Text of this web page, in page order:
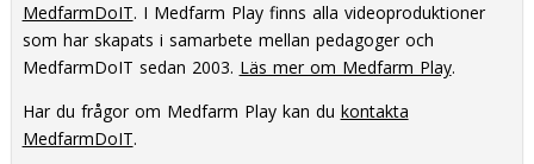
MedfarmDoIT. I Medfarm Play finns alla videoproduktioner
som har skapats i samarbete mellan pedagoger och
MedfarmDoIT sedan 2003. Läs mer om Medfarm Play.
Har du frågor om Medfarm Play kan du kontakta
MedfarmDoIT.